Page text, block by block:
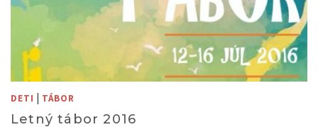
DETI | TÁBOR
Letný tábor 2016